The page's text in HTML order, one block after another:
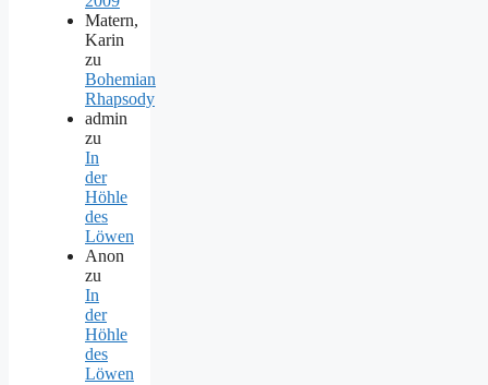
Matern,
Karin
zu
Bohemian
Rhapsody
admin
zu
In
der
Höhle
des
Löwen
Anon
zu
In
der
Höhle
des
Löwen